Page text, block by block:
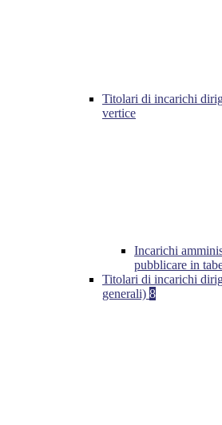
Titolari di incarichi
vertice
Incarichi
pubblicare in
Titolari di incarichi
generali) 8